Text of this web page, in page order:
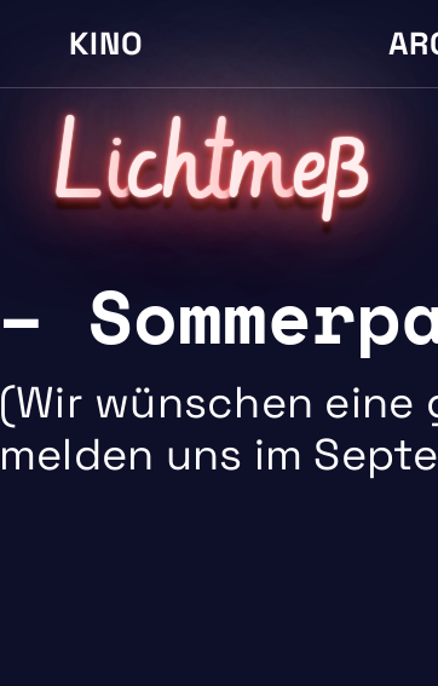
KINO
Lichtmeß
–
(Wir wünschen eine
melden uns im